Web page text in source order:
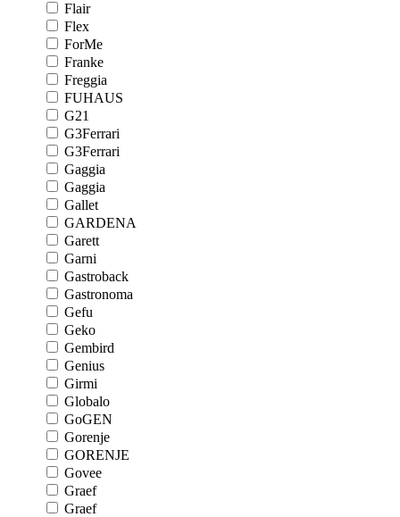
Flair
Flex
ForMe
Franke
Freggia
FUHAUS
G21
G3Ferrari
G3Ferrari
Gaggia
Gaggia
Gallet
GARDENA
Garett
Garni
Gastroback
Gastronoma
Gefu
Geko
Gembird
Genius
Girmi
Globalo
GoGEN
Gorenje
GORENJE
Govee
Graef
Graef